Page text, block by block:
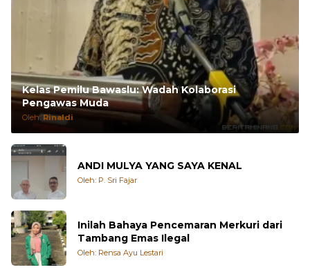
Kelas Pemilu Bawaslu: Wadah Kolaborasi
Pengawas Muda
Oleh:Rinaldi
Oleh: P. Sri Fajar
Tambang Emas Ilegal
Oleh: Rensa Ayu Lestari